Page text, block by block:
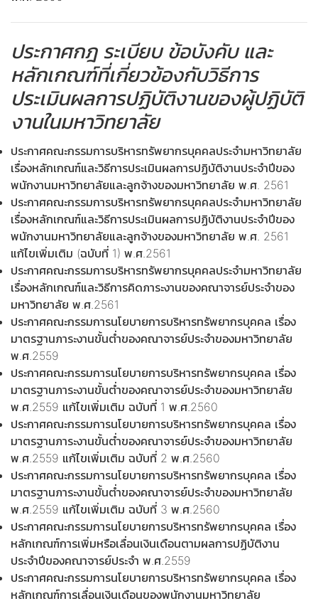
ประกาศกฎ ระเบียบ ข้อบังคับ และ
หลักเกณฑ์ที่เกี่ยวข้องกับวิธีการ
ประเมินผลการปฏิบัติงานของผู้ปฏิบัติ
งานในมหาวิทยาลัย
ประกาศคณะกรรมการบริหารทรัพยากรบุคคลประจำมหาวิทยาลัย
เรื่องหลักเกณฑ์และวิธีการประเมินผลการปฏิบัติงานประจำปีของ
พนักงานมหาวิทยาลัยและลูกจ้างของมหาวิทยาลัย พ.ศ. 2561
ประกาศคณะกรรมการบริหารทรัพยากรบุคคลประจำมหาวิทยาลัย
เรื่องหลักเกณฑ์และวิธีการประเมินผลการปฏิบัติงานประจำปีของ
พนักงานมหาวิทยาลัยและลูกจ้างของมหาวิทยาลัย พ.ศ. 2561
แก้ไขเพิ่มเติม (ฉบับที่ 1) พ.ศ.2561
ประกาศคณะกรรมการบริหารทรัพยากรบุคคลประจำมหาวิทยาลัย
เรื่องหลักเกณฑ์และวิธีการคิดภาระงานของคณาจารย์ประจำของ
มหาวิทยาลัย พ.ศ.2561
ประกาศคณะกรรมการนโยบายการบริหารทรัพยากรบุคคล เรื่อง
มาตรฐานภาระงานขั้นต่ำของคณาจารย์ประจำของมหาวิทยาลัย
พ.ศ.2559
ประกาศคณะกรรมการนโยบายการบริหารทรัพยากรบุคคล เรื่อง
มาตรฐานภาระงานขั้นต่ำของคณาจารย์ประจำของมหาวิทยาลัย
พ.ศ.2559 แก้ไขเพิ่มเติม ฉบับที่ 1 พ.ศ.2560
ประกาศคณะกรรมการนโยบายการบริหารทรัพยากรบุคคล เรื่อง
มาตรฐานภาระงานขั้นต่ำของคณาจารย์ประจำของมหาวิทยาลัย
พ.ศ.2559 แก้ไขเพิ่มเติม ฉบับที่ 2 พ.ศ.2560
ประกาศคณะกรรมการนโยบายการบริหารทรัพยากรบุคคล เรื่อง
มาตรฐานภาระงานขั้นต่ำของคณาจารย์ประจำของมหาวิทยาลัย
พ.ศ.2559 แก้ไขเพิ่มเติม ฉบับที่ 3 พ.ศ.2560
ประกาศคณะกรรมการนโยบายการบริหารทรัพยากรบุคคล เรื่อง
หลักเกณฑ์การเพิ่มหรือเลื่อนเงินเดือนตามผลการปฏิบัติงาน
ประจำปีของคณาจารย์ประจำ พ.ศ.2559
ประกาศคณะกรรมการนโยบายการบริหารทรัพยากรบุคคล เรื่อง
หลักเกณฑ์การเลื่อนเงินเดือนของพนักงานมหาวิทยาลัย